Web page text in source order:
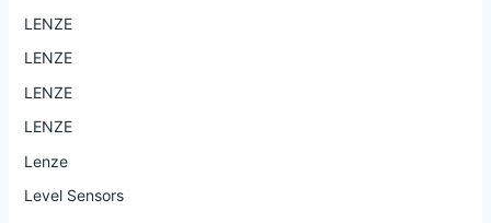
LENZE
LENZE
LENZE
LENZE
Lenze
Level Sensors